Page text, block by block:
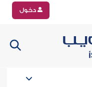
دخول